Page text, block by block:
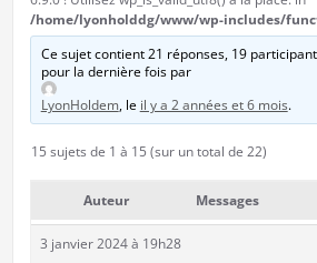
/home/lyonholddg/www/wp-includes/
Ce sujet contient 21 réponses, 19
pour la dernière fois par
LyonHoldem, le il y a 2 années et 6 mois.
15 sujets de 1 à 15 (sur un total de 22)
Auteur Messages
3 janvier 2024 à 19h28